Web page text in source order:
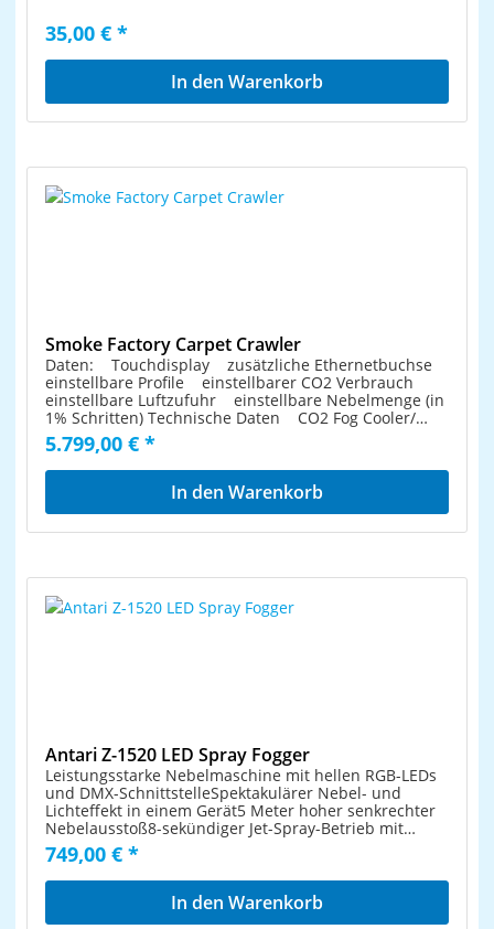
35,00 € *
In den Warenkorb
Smoke Factory Carpet Crawler
Daten: Touchdisplay zusätzliche Ethernetbuchse
einstellbare Profile einstellbarer CO2 Verbrauch
einstellbare Luftzufuhr einstellbare Nebelmenge (in
1% Schritten) Technische Daten CO2 Fog Cooler/
Verdampferprinzip Leistung: 70 Watt
Versorgungsspannung: 90 - 240V AC mit PowerCon
True1 Fassungsverm. Fluidbehälter: 5ltr.
Kanisterfach Kühlungstufen: in drei Stufen
regelbar Kühlungszeit: kontinuierlicher Betrieb
710x615x310mm Größe: 41,5kg Im Lieferumfang
enthalten sind:Smoke Factory Data II
NebelmaschineSmoke Factory Cryo Bodennebel
5.799,00 € *
In den Warenkorb
Antari Z-1520 LED Spray Fogger
Leistungsstarke Nebelmaschine mit hellen RGB-LEDs
und DMX-SchnittstelleSpektakulärer Nebel- und
Lichteffekt in einem Gerät5 Meter hoher senkrechter
Nebelausstoß8-sekündiger Jet-Spray-Betrieb mit
maximaler Nebelmenge22 x 3-W-LED: 8 x rot, 7 x grün,
7 x blau10 Farbmakros wählbar15 Lauflichteffekte mit
einstellbarer GeschwindigkeitStrobeeffektKabellose
Ausführung mit intelligentem Funksteuersystem mit
50 m ReichweiteInkl. handlichem Funksender W-2,
749,00 € *
In den Warenkorb